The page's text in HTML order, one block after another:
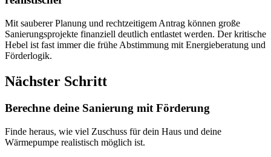
Mit sauberer Planung und rechtzeitigem Antrag können große
Sanierungsprojekte finanziell deutlich entlastet werden. Der kritische
Hebel ist fast immer die frühe Abstimmung mit Energieberatung und
Förderlogik.
Nächster Schritt
Berechne deine Sanierung mit Förderung
Finde heraus, wie viel Zuschuss für dein Haus und deine
Wärmepumpe realistisch möglich ist.